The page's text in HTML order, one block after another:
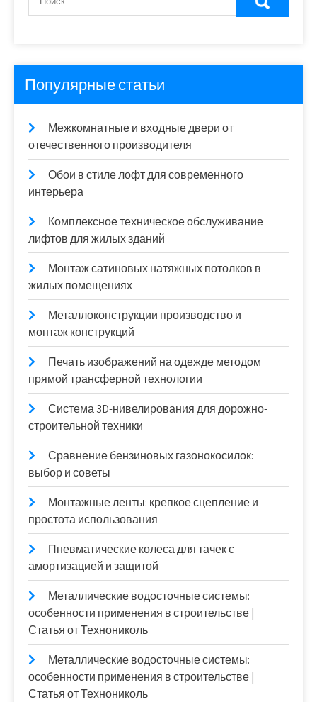
Популярные статьи
Межкомнатные и входные двери от
отечественного производителя
Обои в стиле лофт для современного
интерьера
Комплексное техническое обслуживание
лифтов для жилых зданий
Монтаж сатиновых натяжных потолков в
жилых помещениях
Металлоконструкции производство и
монтаж конструкций
Печать изображений на одежде методом
прямой трансферной технологии
Система 3D-нивелирования для дорожно-
строительной техники
Сравнение бензиновых газонокосилок:
выбор и советы
Монтажные ленты: крепкое сцепление и
простота использования
Пневматические колеса для тачек с
амортизацией и защитой
Металлические водосточные системы:
особенности применения в строительстве |
Статья от Технониколь
Металлические водосточные системы:
особенности применения в строительстве |
Статья от Технониколь